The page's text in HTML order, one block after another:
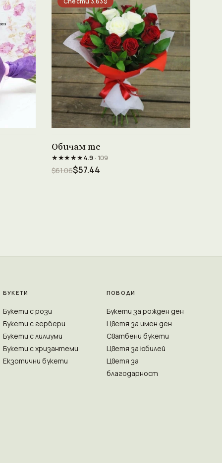
Обичам те
★★★★★4.9· 109
$61.06$57.44
БУКЕТИ
Букети с рози
Букети с гербери
Букети с лилиуми
Букети с хризантеми
Екзотични букети
ПОВОДИ
Букети за рожден ден
Цветя за имен ден
Сватбени букети
Цветя за юбилей
Цветя за
благодарност